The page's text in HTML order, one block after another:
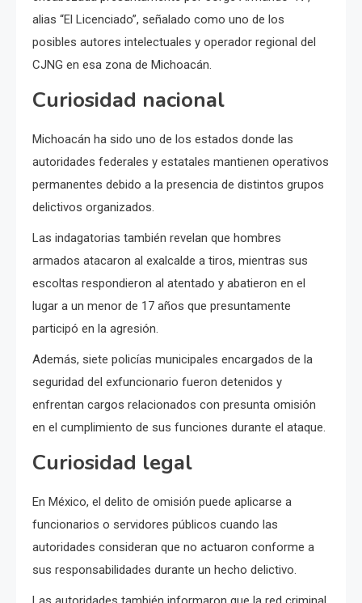
alias “El Licenciado”, señalado como uno de los
posibles autores intelectuales y operador regional del
CJNG en esa zona de Michoacán.
Curiosidad nacional
Michoacán ha sido uno de los estados donde las
autoridades federales y estatales mantienen operativos
permanentes debido a la presencia de distintos grupos
delictivos organizados.
Las indagatorias también revelan que hombres
armados atacaron al exalcalde a tiros, mientras sus
escoltas respondieron al atentado y abatieron en el
lugar a un menor de 17 años que presuntamente
participó en la agresión.
Además, siete policías municipales encargados de la
seguridad del exfuncionario fueron detenidos y
enfrentan cargos relacionados con presunta omisión
en el cumplimiento de sus funciones durante el ataque.
Curiosidad legal
En México, el delito de omisión puede aplicarse a
funcionarios o servidores públicos cuando las
autoridades consideran que no actuaron conforme a
sus responsabilidades durante un hecho delictivo.